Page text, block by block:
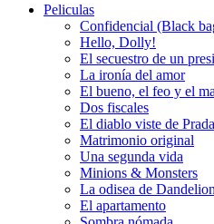
Peliculas
Confidencial (Black
Hello, Dolly!
El secuestro de un
La ironía del amor
El bueno, el feo y el
Dos fiscales
El diablo viste de
Matrimonio original
Una segunda vida
Minions & Monsters
La odisea de Dandelion
El apartamento